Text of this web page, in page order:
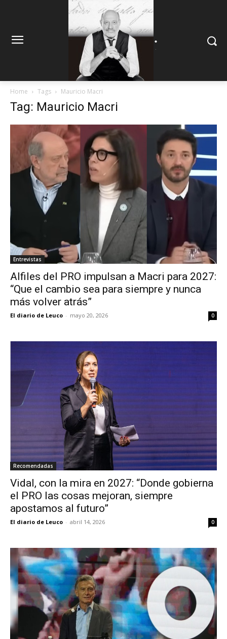
.
Home Tags Mauricio Macri
Tag: Mauricio Macri
Entrevistas
Alfiles del PRO impulsan a Macri para 2027:
“Que el cambio sea para siempre y nunca
más volver atrás”
El diario de Leuco - mayo 20, 2026 0
Recomendadas
Vidal, con la mira en 2027: “Donde gobierna
el PRO las cosas mejoran, siempre
apostamos al futuro”
El diario de Leuco - abril 14, 2026 0